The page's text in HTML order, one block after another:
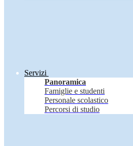
Servizi
Panoramica
Famiglie e studenti
Personale scolastico
Percorsi di studio